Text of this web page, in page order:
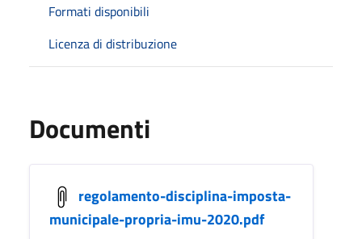
Formati disponibili
Licenza di distribuzione
Documenti
regolamento-disciplina-imposta-
municipale-propria-imu-2020.pdf